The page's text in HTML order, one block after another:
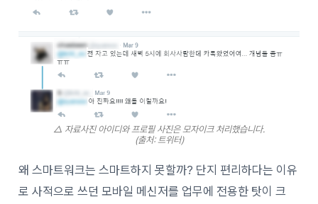
△ 자료사진 아이디와 프로필 사진은 모자이크 처리했습니다.
(출처: 트위터)
왜 스마트워크는 스마트하지 못할까? 단지 편리하다는 이유
로 사적으로 쓰던 모바일 메신저를 업무에 전용한 탓이 크